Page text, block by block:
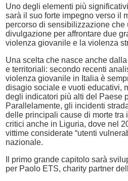
Uno degli elementi più
sarà il suo forte impegno verso il
percorso di sensibilizzazione
divulgazione per affrontare due
violenza giovanile e la violenza
Una scelta che nasce anche
e territoriali: secondo recenti
violenza giovanile in Italia è
disagio sociale e vuoti educativi,
degli indicatori più alti del Paese
Parallelamente, gli incidenti
delle principali cause di morte tra
critici anche in Liguria, dove nel
vittime considerate “utenti
nazionale.
Il primo grande capitolo sarà
per Paolo ETS, charity partner